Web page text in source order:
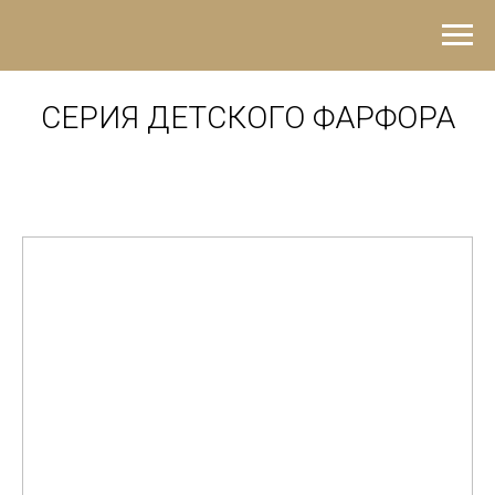
СЕРИЯ ДЕТСКОГО ФАРФОРА